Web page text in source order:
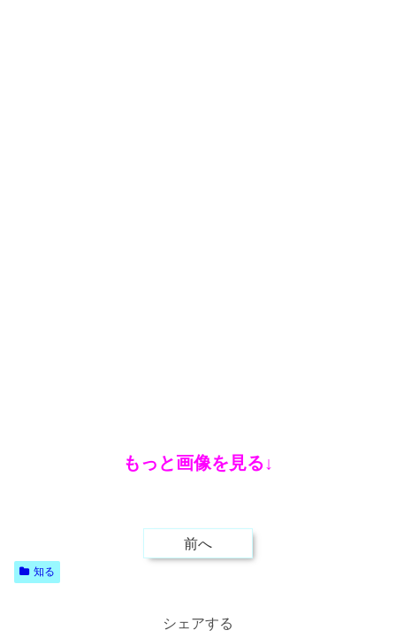
もっと画像を見る↓
前へ
知る
シェアする